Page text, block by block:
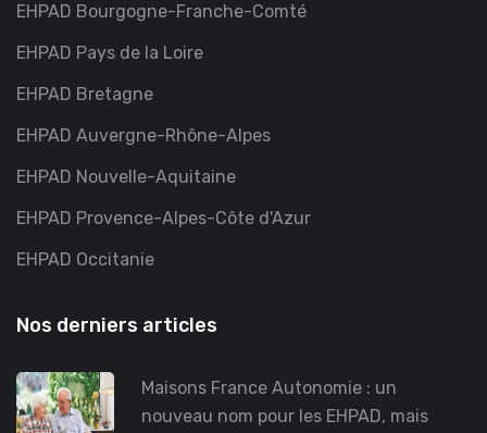
EHPAD Bourgogne-Franche-Comté
EHPAD Pays de la Loire
EHPAD Bretagne
EHPAD Auvergne-Rhône-Alpes
EHPAD Nouvelle-Aquitaine
EHPAD Provence-Alpes-Côte d'Azur
EHPAD Occitanie
Nos derniers articles
Maisons France Autonomie : un
nouveau nom pour les EHPAD, mais